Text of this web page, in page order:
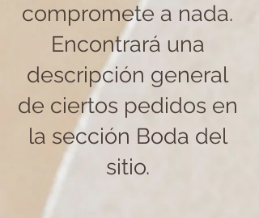
compromete a nada.
Encontrará una
descripción general
de ciertos pedidos en
la sección Boda del
sitio.